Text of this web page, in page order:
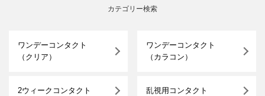
カテゴリー検索
ワンデーコンタクト
（クリア）
ワンデーコンタクト
（カラコン）
2ウィークコンタクト 乱視用コンタクト